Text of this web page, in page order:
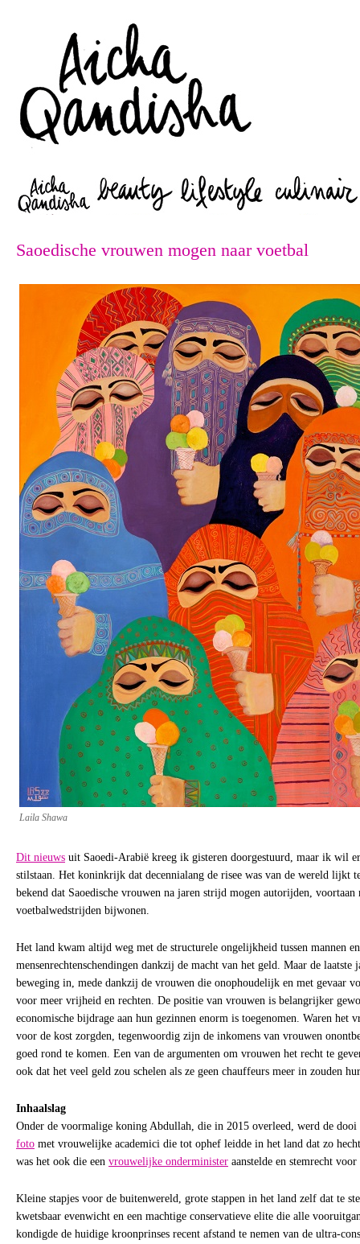
Saoedische vrouwen mogen naar voetbal
Laila Shawa
Dit nieuws uit Saoedi-Arabië kreeg ik gisteren doorgestuurd, maar ik wil
stilstaan. Het koninkrijk dat decennialang de risee was van de wereld lijkt
bekend dat Saoedische vrouwen na jaren strijd mogen autorijden, voortaan
voetbalwedstrijden bijwonen.
Het land kwam altijd weg met de structurele ongelijkheid tussen mannen
mensenrechtenschendingen dankzij de macht van het geld. Maar de
beweging in, mede dankzij de vrouwen die onophoudelijk en met gevaar
voor meer vrijheid en rechten. De positie van vrouwen is belangrijker
economische bijdrage aan hun gezinnen enorm is toegenomen. Waren het
voor de kost zorgden, tegenwoordig zijn de inkomens van vrouwen
goed rond te komen. Een van de argumenten om vrouwen het recht te
ook dat het veel geld zou schelen als ze geen chauffeurs meer in zouden
Inhaalslag
Onder de voormalige koning Abdullah, die in 2015 overleed, werd de
foto met vrouwelijke academici die tot ophef leidde in het land dat zo
was het ook die een vrouwelijke onderminister aanstelde en stemrecht
Kleine stapjes voor de buitenwereld, grote stappen in het land zelf dat te
kwetsbaar evenwicht en een machtige conservatieve elite die alle
kondigde de huidige kroonprinses recent afstand te nemen van de ultra-